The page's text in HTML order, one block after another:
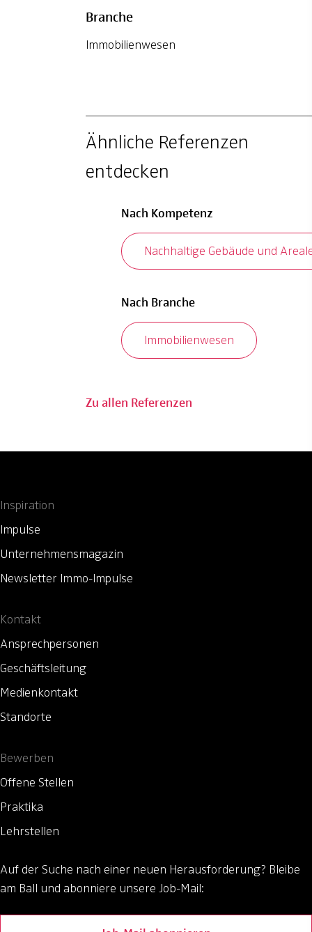
Branche
Immobilienwesen
Ähnliche Referenzen
entdecken
Nach Kompetenz
Nachhaltige Gebäude und
Nach Branche
Immobilienwesen
Zu allen Referenzen
Inspiration
Impulse
Unternehmensmagazin
Newsletter Immo-Impulse
Kontakt
Ansprechpersonen
Geschäftsleitung
Medienkontakt
Standorte
Bewerben
Offene Stellen
Praktika
Lehrstellen
Auf der Suche nach einer neuen Herausforderung? Bleibe
am Ball und abonniere unsere Job-Mail: